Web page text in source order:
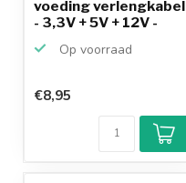
voeding verlengkabel
- 3,3V + 5V + 12V -
Op voorraad
€8,95